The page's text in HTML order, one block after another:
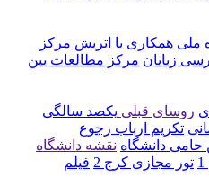
ملی همکاری با اتریش مرکز
زبانان مرکز مطالعات بین
روسای قبلی یکصد سالگی
تکریم ارباب رجوع
حامی دانشگاه نقشه دانشگاه
تور مجازی کرج 2
فیلم